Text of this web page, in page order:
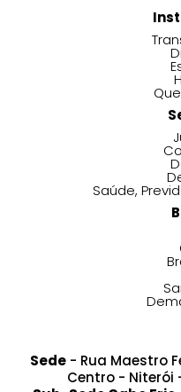
Saúde,
Sede- Rua Maestro
Centro - Niterói -